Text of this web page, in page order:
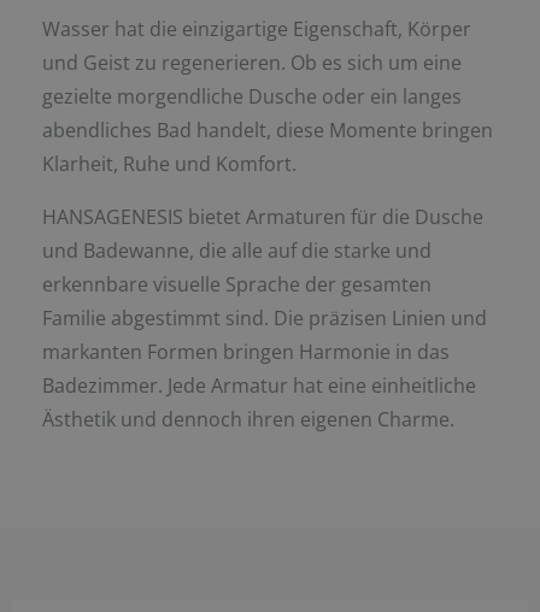
Wasser hat die einzigartige Eigenschaft, Körper
und Geist zu regenerieren. Ob es sich um eine
gezielte morgendliche Dusche oder ein langes
abendliches Bad handelt, diese Momente bringen
Klarheit, Ruhe und Komfort.
HANSAGENESIS bietet Armaturen für die Dusche
und Badewanne, die alle auf die starke und
erkennbare visuelle Sprache der gesamten
Familie abgestimmt sind. Die präzisen Linien und
markanten Formen bringen Harmonie in das
Badezimmer. Jede Armatur hat eine einheitliche
Ästhetik und dennoch ihren eigenen Charme.